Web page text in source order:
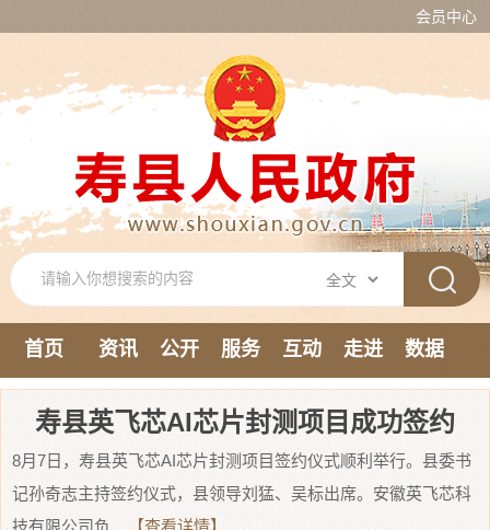
会员中心
首页 资讯 公开 服务 互动 走进
数据
新媒体
寿县英飞芯AI芯片封测项目成功签约
8月7日，寿县英飞芯AI芯片封测项目签约仪式顺利举行。县委书
记孙奇志主持签约仪式，县领导刘猛、吴标出席。安徽英飞芯科
技有限公司负...
【查看详情】